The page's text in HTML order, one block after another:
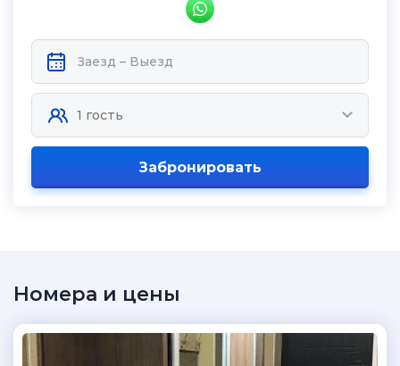
Забронировать
Номера и цены